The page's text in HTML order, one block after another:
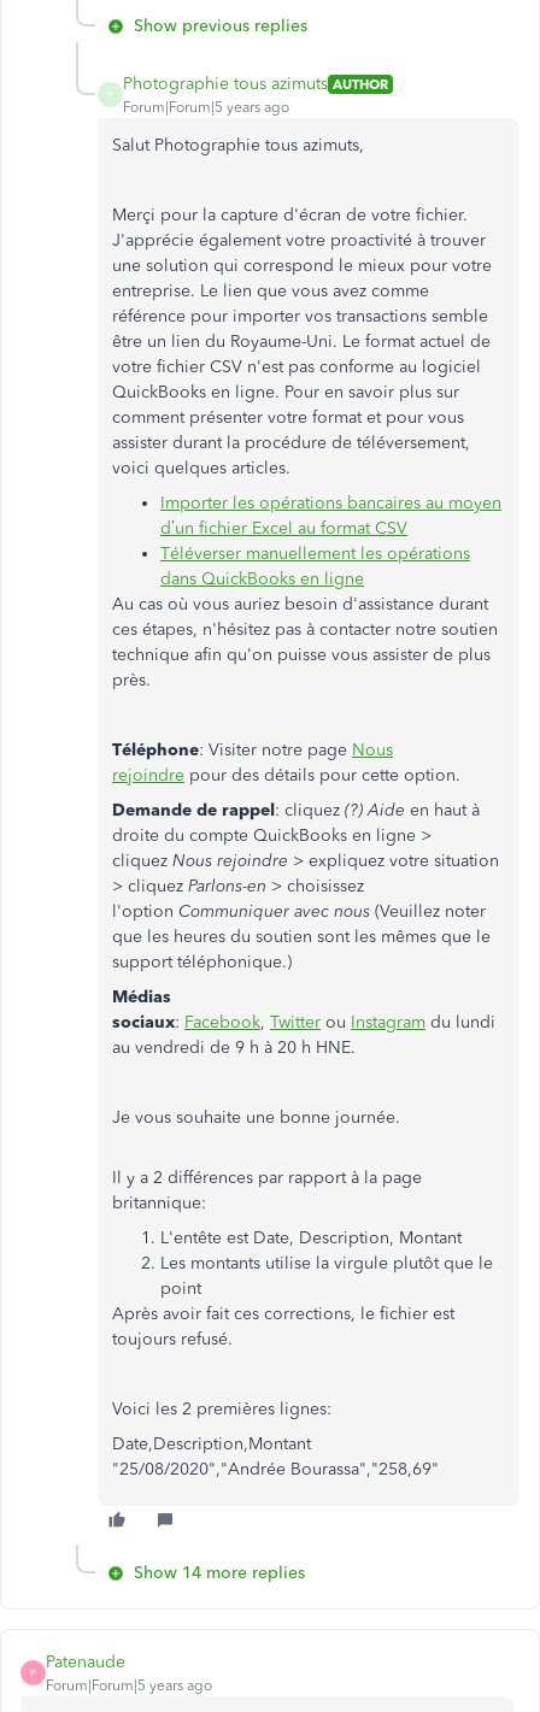
Show previous replies
P
Photographie tous azimuts AUTHOR
Forum|Forum|5 years ago
Salut Photographie tous azimuts,
Merçi pour la capture d'écran de votre fichier.
J'apprécie également votre proactivité à trouver
une solution qui correspond le mieux pour votre
entreprise. Le lien que vous avez comme
référence pour importer vos transactions semble
être un lien du Royaume-Uni. Le format actuel de
votre fichier CSV n'est pas conforme au logiciel
QuickBooks en ligne. Pour en savoir plus sur
comment présenter votre format et pour vous
assister durant la procédure de téléversement,
voici quelques articles.
Importer les opérations bancaires au moyen
d’un fichier Excel au format CSV
Téléverser manuellement les opérations
dans QuickBooks en ligne
Au cas où vous auriez besoin d'assistance durant
ces étapes, n'hésitez pas à contacter notre soutien
technique afin qu'on puisse vous assister de plus
près.
Téléphone: Visiter notre page Nous
rejoindre pour des détails pour cette option.
Demande de rappel: cliquez (?) Aide en haut à
droite du compte QuickBooks en ligne >
cliquez Nous rejoindre > expliquez votre situation
> cliquez Parlons-en > choisissez
l'option Communiquer avec nous (Veuillez noter
que les heures du soutien sont les mêmes que le
support téléphonique.)
Médias
sociaux: Facebook, Twitter ou Instagram du lundi
au vendredi de 9 h à 20 h HNE.
Je vous souhaite une bonne journée.
Il y a 2 différences par rapport à la page
britannique:
L'entête est Date, Description, Montant
Les montants utilise la virgule plutôt que le
point
Après avoir fait ces corrections, le fichier est
toujours refusé.
Voici les 2 premières lignes:
Date,Description,Montant
"25/08/2020","Andrée Bourassa","258,69"
Show 14 more replies
P
Patenaude
Forum|Forum|5 years ago